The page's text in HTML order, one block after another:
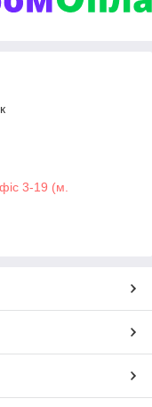
виробників.
доставку по
ТОВАРІВ
3-19 (м.